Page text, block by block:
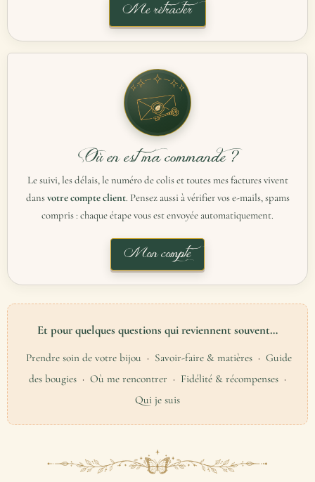
Me rétracter
Où en est ma commande ?
Le suivi, les délais, le numéro de colis et toutes mes factures vivent
dansvotre compte client. Pensez aussi à vérifier vos e-mails, spams
compris : chaque étape vous est envoyée automatiquement.
Mon compte
Et pour quelques questions qui reviennent souvent…
Prendre soin de votre bijou · Savoir-faire & matières · Guide
des bougies · Où me rencontrer · Fidélité & récompenses ·
Qui je suis